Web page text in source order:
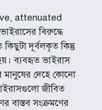
attenuated
বিরুদ্ধে
দূর্বলকৃত কিন্তু
ব্যবহৃত ভাইরাস
মানুষের দেহে কোনো
জীবিত
বাস্তব সংক্রমণের